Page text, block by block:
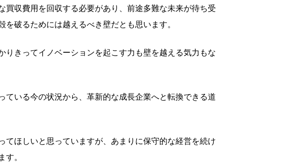
収費用を回収する必要があり、前途多難な未来が待ち受
破るためには越えるべき壁だとも思います。
りきってイノベーションを起こす力も壁を越える気力もな
ている今の状況から、革新的な成長企業へと転換できる道
ほしいと思っていますが、あまりに保守的な経営を続け
す。